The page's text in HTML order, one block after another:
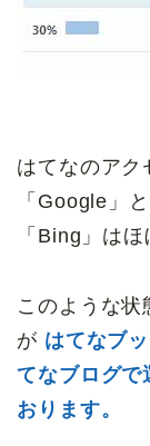
はてなのアク
「Google」
「Bing」は
このような状
が はてなブ
てなブログで
おります。